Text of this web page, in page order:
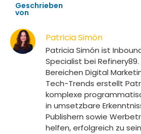
Geschrieben
von
Patricia Simón
Patricia Simón ist
Specialist bei
Bereichen Digital
Tech-Trends erstellt
komplexe
in umsetzbare
Publishern sowie
helfen, erfolgreich zu